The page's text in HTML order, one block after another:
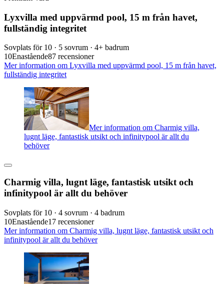
Lyxvilla med uppvärmd pool, 15 m från havet,
fullständig integritet
Sovplats för 10 · 5 sovrum · 4+ badrum
10Enastående87 recensioner
Mer information om Lyxvilla med uppvärmd pool, 15 m från havet,
fullständig integritet
Mer information om Charmig villa,
lugnt läge, fantastisk utsikt och infinitypool är allt du
behöver
Charmig villa, lugnt läge, fantastisk utsikt och
infinitypool är allt du behöver
Sovplats för 10 · 4 sovrum · 4 badrum
10Enastående17 recensioner
Mer information om Charmig villa, lugnt läge, fantastisk utsikt och
infinitypool är allt du behöver